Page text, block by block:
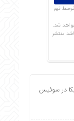
تیم
شد.
منتشر
در سوئیس